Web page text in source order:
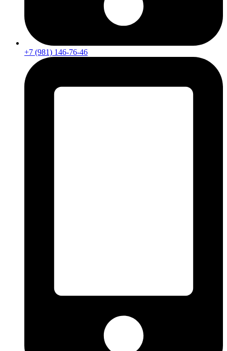
+7 (981) 146-76-46